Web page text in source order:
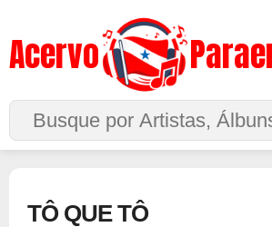
Acervo
Buscar no Site
TÔ QUE TÔ